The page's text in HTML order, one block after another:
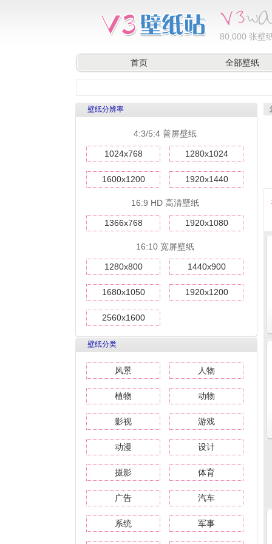
80,000 张壁
首页 全部壁纸
壁纸分辨率
4:3/5:4 普屏壁纸
1024x768 1280x1024
1600x1200 1920x1440
16:9 HD 高清壁纸
1366x768 1920x1080
16:10 宽屏壁纸
1280x800 1440x900
1680x1050 1920x1200
2560x1600
壁纸分类
风景 人物
植物 动物
影视 游戏
动漫 设计
摄影 体育
广告 汽车
系统 军事